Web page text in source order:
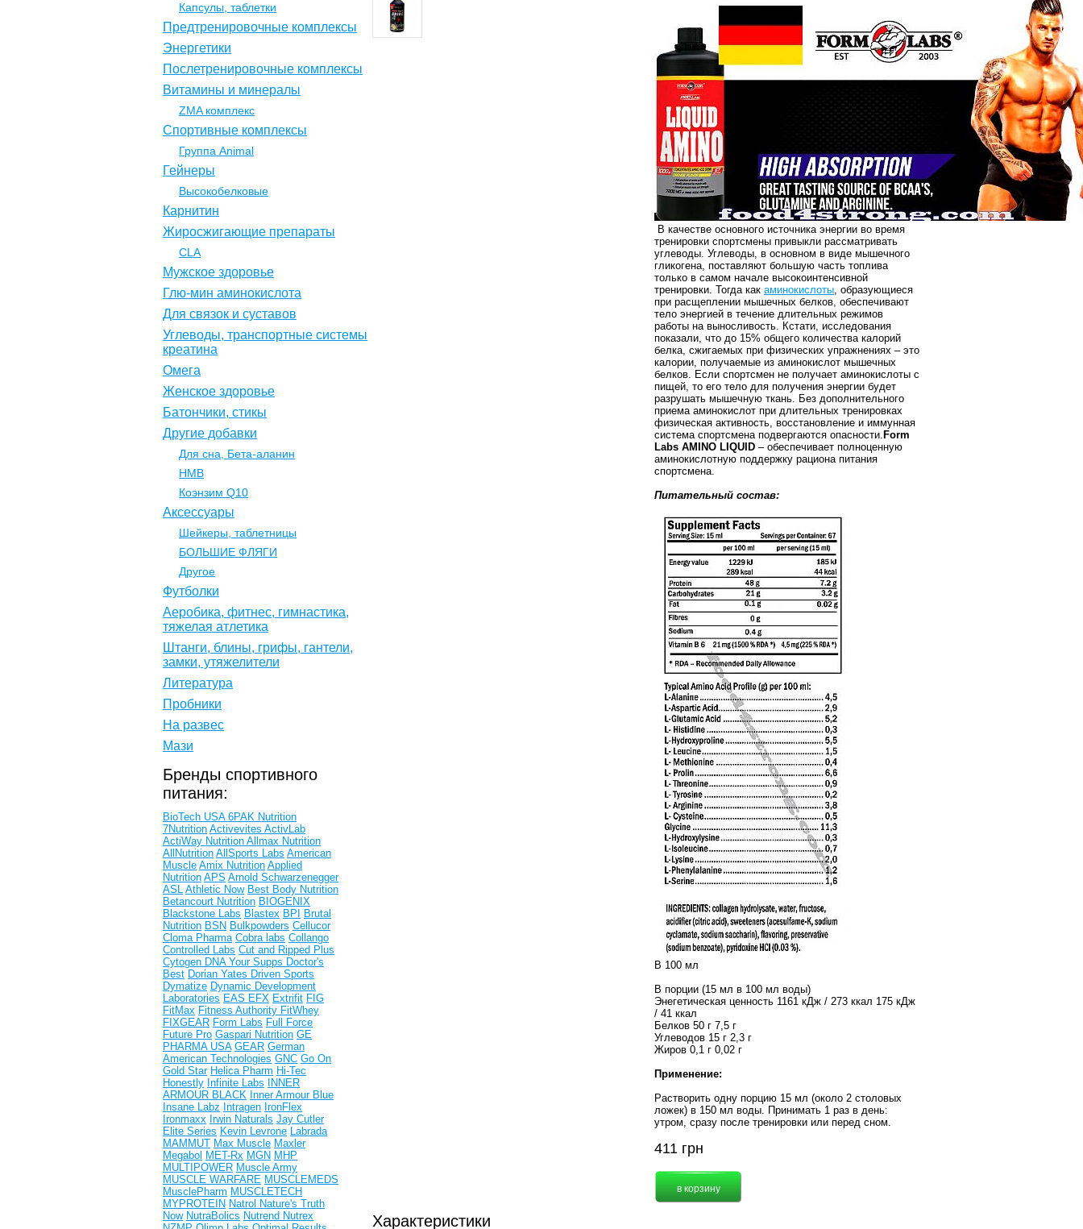
В качестве основного источника энергии во время
тренировки спортсмены привыкли рассматривать
углеводы. Углеводы, в основном в виде мышечного
гликогена, поставляют большую часть топлива
только в самом начале высокоинтенсивной
тренировки. Тогда как аминокислоты, образующиеся
при расщеплении мышечных белков, обеспечивают
тело энергией в течение длительных режимов
работы на выносливость. Кстати, исследования
показали, что до 15% общего количества калорий
белка, сжигаемых при физических упражнениях – это
калории, получаемые из аминокислот мышечных
белков. Если спортсмен не получает аминокислоты с
пищей, то его тело для получения энергии будет
разрушать мышечную ткань. Без дополнительного
приема аминокислот при длительных тренировках
физическая активность, восстановление и иммунная
система спортсмена подвергаются опасности. Form
Labs AMINO LIQUID – обеспечивает полноценную
аминокислотную поддержку рациона питания
спортсмена.
Питательный состав:
В 100 мл
В порции (15 мл в 100 мл воды)
Энегетическая ценность 1161 кДж / 273 ккал 175 кДж
/ 41 ккал
Белков 50 г 7,5 г
Углеводов 15 г 2,3 г
Жиров 0,1 г 0,02 г
Применение:
Растворить одну порцию 15 мл (около 2 столовых
ложек) в 150 мл воды. Принимать 1 раз в день:
утром, сразу после тренировки или перед сном.
411 грн
Характеристики
Капсулы, таблетки
Предтренировочные комплексы
Энергетики
Послетренировочные комплексы
Витамины и минералы
ZMA комплекс
Спортивные комплексы
Группа Animal
Гейнеры
Высокобелковые
Карнитин
Жиросжигающие препараты
CLA
Мужское здоровье
Глю-мин аминокислота
Для связок и суставов
Углеводы, транспортные системы
креатина
Омега
Женское здоровье
Батончики, стикы
Другие добавки
Для сна, Бета-аланин
НМВ
Коэнзим Q10
Аксессуары
Шейкеры, таблетницы
БОЛЬШИЕ ФЛЯГИ
Другое
Футболки
Аеробика, фитнес, гимнастика,
тяжелая атлетика
Штанги, блины, грифы, гантели,
замки, утяжелители
Литература
Пробники
На развес
Мази
Бренды спортивного
питания:
BioTech USA 6PAK Nutrition
7Nutrition Activevites ActivLab
ActiWay Nutrition Allmax Nutrition
AllNutrition AllSports Labs American
Muscle Amix Nutrition Applied
Nutrition APS Arnold Schwarzenegger
ASL Athletic Now Best Body Nutrition
Betancourt Nutrition BIOGENIX
Blackstone Labs Blastex BPI
Brutal
Nutrition BSN Bulkpowders Cellucor
Cloma Pharma Cobra labs Collango
Controlled Labs Cut and Ripped Plus
Cytogen DNA Your Supps Doctor's
Best Dorian Yates Driven Sports
Dymatize Dynamic Development
Laboratories EAS EFX Extrifit FIG
FitMax Fitness Authority FitWhey
FIXGEAR Form Labs Full Force
Future Pro Gaspari Nutrition GE
PHARMA USA GEAR German
American Technologies GNC Go On
Gold Star Helica Pharm Hi-Tec
Honestly Infinite Labs
INNER
ARMOUR BLACK Inner Armour Blue
Insane Labz Intragen IronFlex
Ironmaxx Irwin Naturals Jay Cutler
Elite Series Kevin Levrone Labrada
MAMMUT Max Muscle Maxler
Megabol MET-Rx MGN MHP
MULTIPOWER Muscle Army
MUSCLE WARFARE MUSCLEMEDS
MusclePharm MUSCLETECH
MYPROTEIN Natrol Nature's Truth
Now NutraBolics Nutrend Nutrex